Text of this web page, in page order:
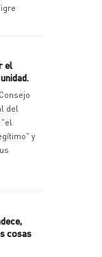
el
del
"el
y
cosas